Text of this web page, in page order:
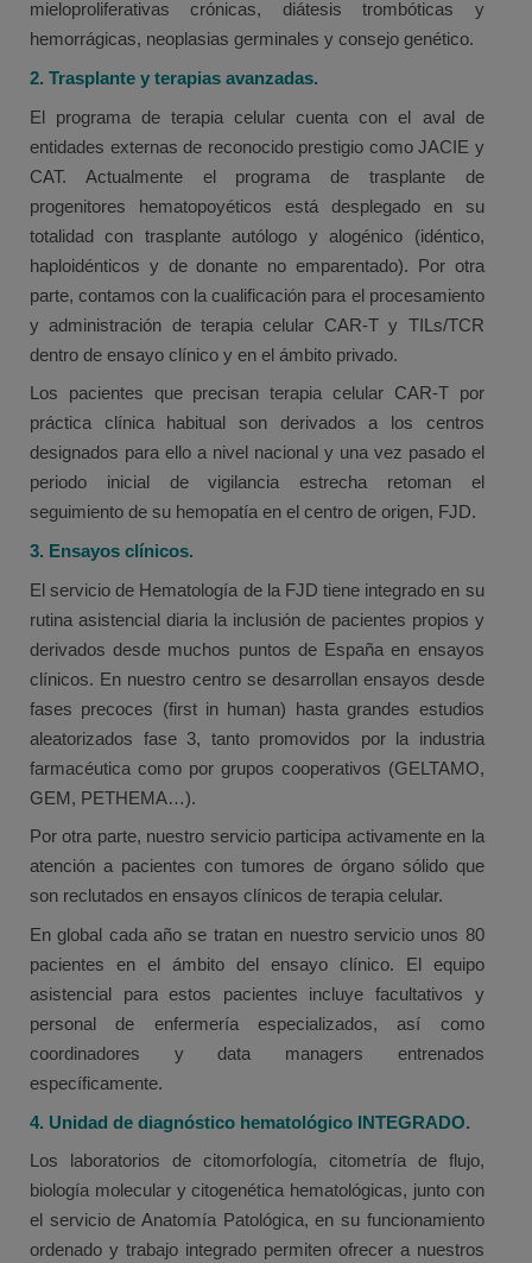
mieloproliferativas crónicas, diátesis trombóticas y
hemorrágicas, neoplasias germinales y consejo genético.
2. Trasplante y terapias avanzadas.
El programa de terapia celular cuenta con el aval de
entidades externas de reconocido prestigio como JACIE y
CAT. Actualmente el programa de trasplante de
progenitores hematopoyéticos está desplegado en su
totalidad con trasplante autólogo y alogénico (idéntico,
haploidénticos y de donante no emparentado). Por otra
parte, contamos con la cualificación para el procesamiento
y administración de terapia celular CAR-T y TILs/TCR
dentro de ensayo clínico y en el ámbito privado.
Los pacientes que precisan terapia celular CAR-T por
práctica clínica habitual son derivados a los centros
designados para ello a nivel nacional y una vez pasado el
periodo inicial de vigilancia estrecha retoman el
seguimiento de su hemopatía en el centro de origen, FJD.
3. Ensayos clínicos.
El servicio de Hematología de la FJD tiene integrado en su
rutina asistencial diaria la inclusión de pacientes propios y
derivados desde muchos puntos de España en ensayos
clínicos. En nuestro centro se desarrollan ensayos desde
fases precoces (first in human) hasta grandes estudios
aleatorizados fase 3, tanto promovidos por la industria
farmacéutica como por grupos cooperativos (GELTAMO,
GEM, PETHEMA…).
Por otra parte, nuestro servicio participa activamente en la
atención a pacientes con tumores de órgano sólido que
son reclutados en ensayos clínicos de terapia celular.
En global cada año se tratan en nuestro servicio unos 80
pacientes en el ámbito del ensayo clínico. El equipo
asistencial para estos pacientes incluye facultativos y
personal de enfermería especializados, así como
coordinadores y data managers entrenados
específicamente.
4. Unidad de diagnóstico hematológico INTEGRADO.
Los laboratorios de citomorfología, citometría de flujo,
biología molecular y citogenética hematológicas, junto con
el servicio de Anatomía Patológica, en su funcionamiento
ordenado y trabajo integrado permiten ofrecer a nuestros